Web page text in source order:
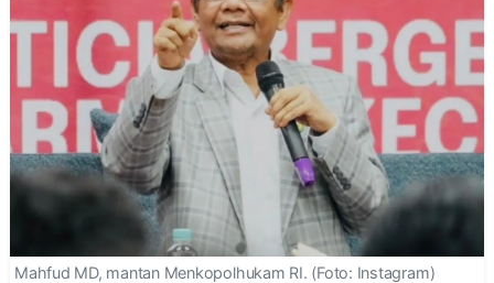
Mahfud MD, mantan Menkopolhukam RI. (Foto: Instagram)